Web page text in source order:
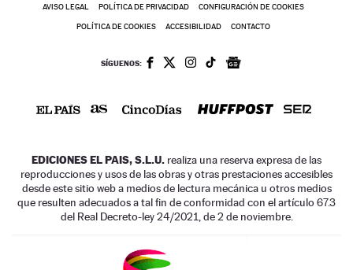
AVISO LEGAL POLÍTICA DE PRIVACIDAD CONFIGURACIÓN DE COOKIES
POLÍTICA DE COOKIES ACCESIBILIDAD CONTACTO
SÍGUENOS:
EDICIONES EL PAIS, S.L.U. realiza una reserva expresa de las
reproducciones y usos de las obras y otras prestaciones accesibles
desde este sitio web a medios de lectura mecánica u otros medios
que resulten adecuados a tal fin de conformidad con el artículo 67.3
del Real Decreto-ley 24/2021, de 2 de noviembre.